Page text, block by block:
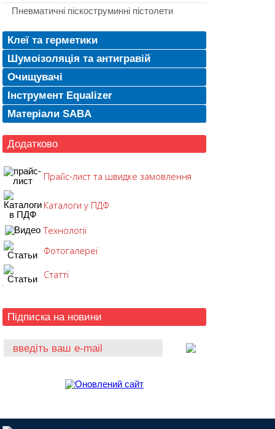
Пневматичні піскоструминні пістолети
Клеї та герметики
Шумоізоляція та антигравій
Очищувачі
Інструмент Equalizer
Матеріали SABA
Додатково
Прайс-лист та швидке замовлення
Каталоги у ПДФ
Технології
Фотогалереї
Статті
Підписка на новини